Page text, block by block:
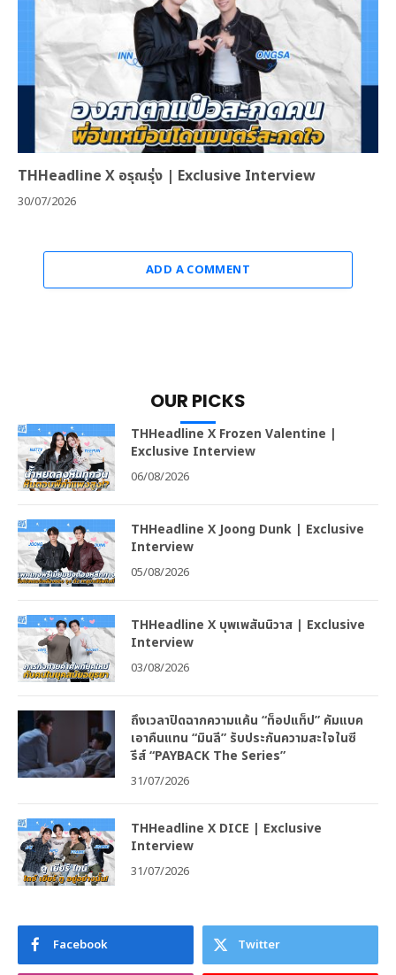
THHeadline X อรุณรุ่ง | Exclusive Interview
30/07/2026
ADD A COMMENT
OUR PICKS
THHeadline X Frozen Valentine |
Exclusive Interview
06/08/2026
THHeadline X Joong Dunk | Exclusive
Interview
05/08/2026
THHeadline X บุพเพสันนิวาส | Exclusive
Interview
03/08/2026
ถึงเวลาปิดฉากความแค้น “ท็อปแท็ป” คัมแบค
เอาคืนแทน “มินลี” รับประกันความสะใจในซี
รีส์ “PAYBACK The Series”
31/07/2026
THHeadline X DICE | Exclusive
Interview
31/07/2026
Facebook Twitter